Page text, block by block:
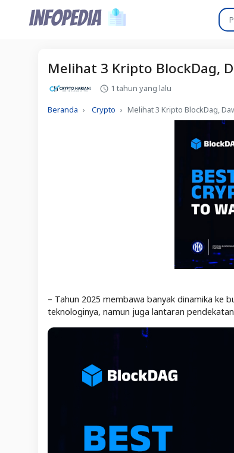
Melihat 3 Kripto BlockDag,
1 tahun yang lalu
Beranda Crypto Melihat 3 Kripto BlockDag,
– Tahun 2025 membawa banyak dinamika ke
teknologinya, namun juga lantaran